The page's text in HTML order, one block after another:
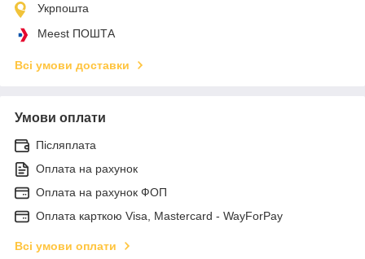
Укрпошта
Meest ПОШТА
Всі умови доставки
Умови оплати
Післяплата
Оплата на рахунок
Оплата на рахунок ФОП
Оплата карткою Visa, Mastercard - WayForPay
Всі умови оплати